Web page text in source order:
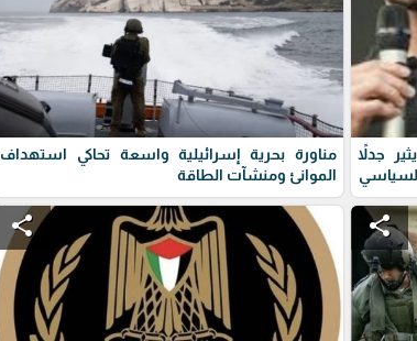
جدلاً
مناورة بحرية إسرائيلية واسعة تحاكي استهداف
الموانئ ومنشآت الطاقة
share
share